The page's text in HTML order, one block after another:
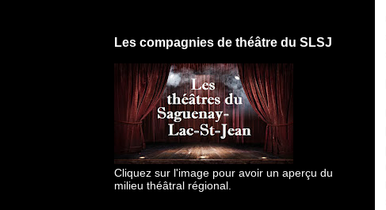
Les compagnies de théâtre du SLSJ
Cliquez sur l'image pour avoir un aperçu du
milieu théâtral régional.